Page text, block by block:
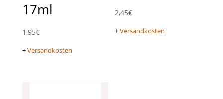
17ml
1,95€
+Versandkosten
2,45€
+Versandkosten